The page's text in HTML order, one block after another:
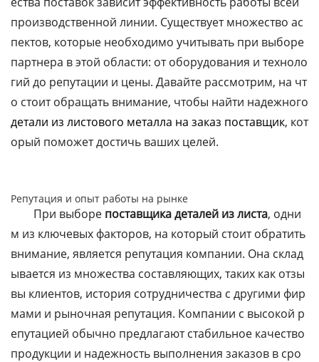
производственной линии. Существует множество ас
пектов, которые необходимо учитывать при выборе
партнера в этой области: от оборудования и техноло
гий до репутации и цены. Давайте рассмотрим, на чт
о стоит обращать внимание, чтобы найти надежного
детали из листового металла на заказ поставщик, кот
орый поможет достичь ваших целей.
Репутация и опыт работы на рынке
При выборе поставщика деталей из листа, одни
м из ключевых факторов, на который стоит обратить
внимание, является репутация компании. Она склад
ывается из множества составляющих, таких как отзы
вы клиентов, история сотрудничества с другими фир
мами и рыночная репутация. Компании с высокой р
епутацией обычно предлагают стабильное качество
продукции и надежность выполнения заказов в сро